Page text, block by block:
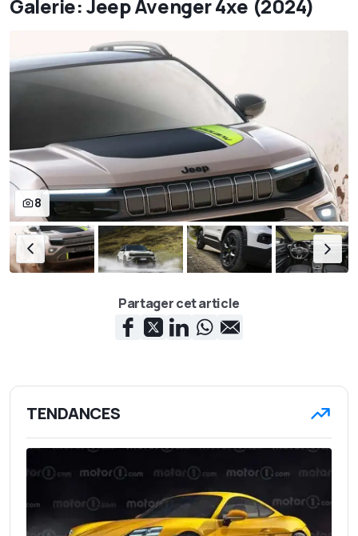
Galerie: Jeep Avenger 4xe (2024)
8
Partager cet article
TENDANCES